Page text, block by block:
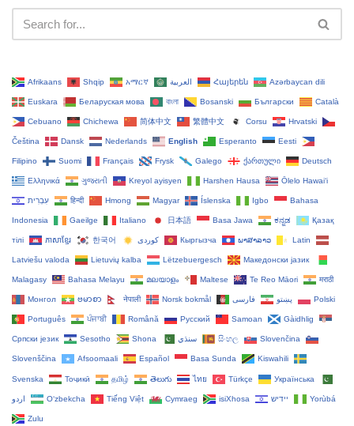
Afrikaans Shqip አማርኛ العربية Հայերեն Azərbaycan dili
Euskara Беларуская мова বাংলা Bosanski Български Català
Cebuano Chichewa 简体中文 繁體中文 Corsu Hrvatski
Čeština‎ Dansk Nederlands English Esperanto Eesti
Filipino Suomi Français Frysk Galego ქართული Deutsch
Ελληνικά ગુજરાતી Kreyol ayisyen Harshen Hausa Ōlelo Hawaiʻi
עִבְרִית हिन्दी Hmong Magyar Íslenska Igbo Bahasa
Indonesia Gaeilge Italiano 日本語 Basa Jawa ಕನ್ನಡ Қазақ
тілі ភាសាខ្មែរ 한국어 Кыргызча ພາສາລາວ Latin
Latviešu valoda Lietuvių kalba Lëtzebuergesch Македонски јазик
Malagasy Bahasa Melayu മലയാളം Maltese Te Reo Māori मराठी
Монгол ဗမာစာ नेपाली Norsk bokmål پښتو فارسی Polski
Português ਪੰਜਾਬੀ Română Русский Samoan Gàidhlig
Српски језик Sesotho Shona سنڌي සිංහල Slovenčina
Slovenščina Afsoomaali Español Basa Sunda Kiswahili
Svenska Тоҷикӣ தமிழ் తెలుగు ไทย Türkçe Українська
اردو O‘zbekcha Tiếng Việt Cymraeg isiXhosa יידיש Yorùbá
Zulu